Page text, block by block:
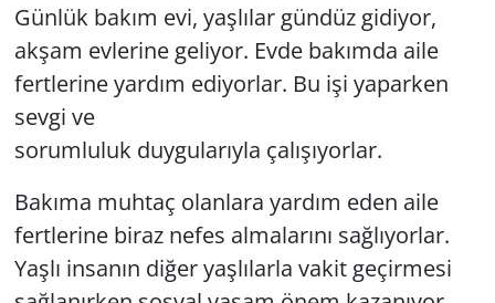
Günlük bakım evi, yaşlılar gündüz gidiyor,
akşam evlerine geliyor. Evde bakımda aile
fertlerine yardım ediyorlar. Bu işi yaparken
sevgi ve
sorumluluk duygularıyla çalışıyorlar.
Bakıma muhtaç olanlara yardım eden aile
fertlerine biraz nefes almalarını sağlıyorlar.
Yaşlı insanın diğer yaşlılarla vakit geçirmesi